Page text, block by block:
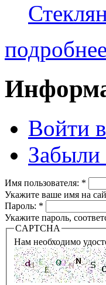
подробнее
Войти
Забыли
Имя пользователя: *
Укажите ваше имя на
Пароль: *
Укажите пароль,
CAPTCHA
Нам необходимо